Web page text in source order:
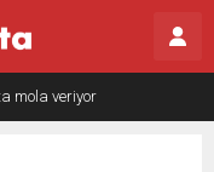
mola veriyor